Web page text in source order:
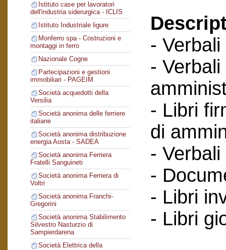
Istituto case per lavoratori
dell'industria siderurgica - ICLIS
Istituto Industriale ligure
Monferro spa - Costruzioni e
montaggi in ferro
Nazionale Cogne
Partecipazioni e gestioni
immobiliari - PAGEIM
Società acquedotti della
Versilia
Società anonima delle ferriere
italiane
Società anonima distribuzione
energia Aosta - SADEA
Società anonima Ferriera
Fratelli Sanguineti
Società anonima Ferriera di
Voltri
Società anonima Franchi-
Gregorini
Società anonima Stabilimento
Silvestro Nasturzio di
Sampierdarena
Società Elettrica della
-
-
- Libri
di
-
-
- Libri
- Libri